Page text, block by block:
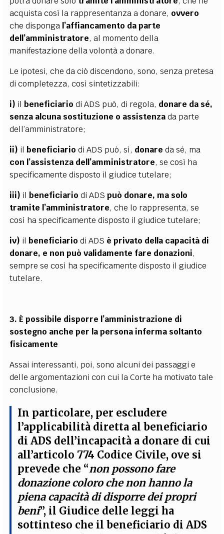
acquista così la rappresentanza a donare, ovvero
che disponga l’affiancamento da parte
dell’amministratore, al momento della
manifestazione della volontà a donare.
Le ipotesi, che da ciò discendono, sono, senza pretesa
di completezza, così sintetizzabili:
i) ilbeneficiario di ADS può, di regola, donare da sé,
senza alcuna sostituzione o assistenzada parte
dell’amministratore;
ii) ilbeneficiario di ADS può, sì, donare da sé, ma
con l’assistenza dell’amministratore, se così ha
specificamente disposto il giudice tutelare;
iii) ilbeneficiario di ADSpuò donare, ma solo
tramite l’amministratore, che lo rappresenta, se
così ha specificamente disposto il giudice tutelare;
iv) ilbeneficiario di ADS è privato della capacità di
donare, e non può validamente fare donazioni,
sempre se così ha specificamente disposto il giudice
tutelare.
3. È possibile disporre l’amministrazione di
sostegno anche per la persona inferma soltanto
fisicamente
Assai interessanti, poi, sono alcuni dei passaggi e
delle argomentazioni con cui la Corte ha motivato tale
conclusione.
In particolare, per escludere
l’applicabilità diretta al beneficiario
di ADS dell’incapacità a donare di cui
all’articolo 774 Codice Civile, ove si
prevede che “non possono fare
donazione coloro che non hanno la
piena capacità di disporre dei propri
beni”, il Giudice delle leggi ha
sottinteso che ilbeneficiario di ADS